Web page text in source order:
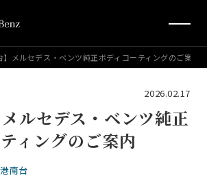
】メルセデス・ベンツ純正ボディコーティングのご案内
2026.02.17
メルセデス・ベンツ純正
ィングのご案内
南台